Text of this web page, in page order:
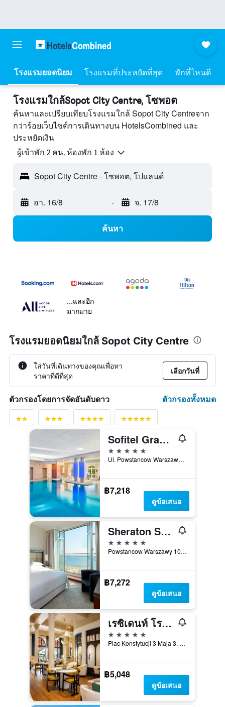
โรงแรมยอดนิยม โรงแรมที่ประหยัดที่สุด พักที่ไหนดี
โรงแรมใกล้Sopot City Centre, โซพอต
ค้นหาและเปรียบเทียบโรงแรมใกล้ Sopot City Centreจาก
กว่าร้อยเว็บไซต์การเดินทางบน HotelsCombined และ
ประหยัดเงิน
ผู้เข้าพัก 2 คน, ห้องพัก 1 ห้อง
Sopot City Centre - โซพอต, โปแลนด์
อา. 16/8 - จ. 17/8
ค้นหา
...และอีก
มากมาย
โรงแรมยอดนิยมใกล้ Sopot City Centre
ใส่วันที่เดินทางของคุณเพื่อหา
ราคาที่ดีที่สุด
เลือกวันที่
ตัวกรองโดยการจัดอันดับดาว ตัวกรองทั้งหมด
Sofitel Grand Sopot
5 ดาว
Ul. Powstancow Warszawy 12-14, โซพอต, พอเมอราเนีย, โปแลนด์
฿7,218
ดูข้อเสนอ
Sheraton Sopot Hotel
5 ดาว
Powstancow Warszawy 10, โซพอต, พอเมอราเนีย, โปแลนด์
฿7,272
ดูข้อเสนอ
เรซิเดนท์ โรงแรม โซพอต - เอ็มแกลเลอรี คอลเลกชัน
5 ดาว
Plac Konstytucji 3 Maja 3, โซพอต, พอเมอราเนีย, โปแลนด์
฿5,048
ดูข้อเสนอ